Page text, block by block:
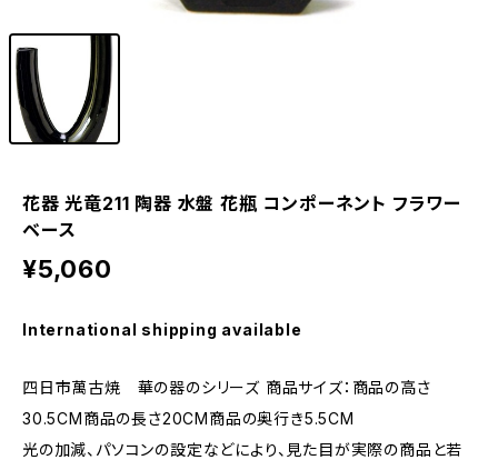
花器 光竜211 陶器 水盤 花瓶 コンポーネント フラワー
ベース
¥5,060
International shipping available
四日市萬古焼 華の器のシリーズ 商品サイズ：商品の高さ
30.5CM商品の長さ20CM商品の奥行き5.5CM
光の加減、パソコンの設定などにより、見た目が実際の商品と若